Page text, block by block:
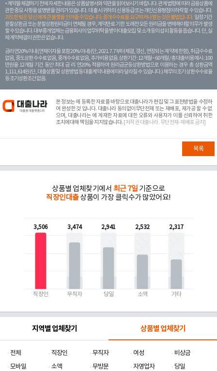
계약을 체결하기 전에 자세한 내용은 상품설명서와 약관을 읽어보시기 바랍니다. 관계 법령에 따라 금융상품에
관한 중요 사항을 설명받을 권리가 있습니다. 대 출 시 귀하의 신용등급 또는 개인신용평점이 하락할 수 있습니다.
과도한 빚은 당신 에게 큰 불행을 안겨줄 수 있습니다. 중개수수료를 요구하거나 받는 것은 불법입니다. 일정 기간
분할상환금 또는 분할상환원리금이 연체될 경우, 계약만료 기한 도래전 모든 원리금을 변제해야할 의무가 발생
할 수 있습니다. 대부중개업체는 금융회사의 업무위탁을 받아 대출모집 및 소개 등의 섭외 활동을 돕습니다. 단, 실
제 계약체결의 권한은 없습니다.
금리 연20% 이내 (연체이자율 포함 20% 이내) (단, 2021. 7. 7부터 체결, 갱신, 연장되는 계 약에 한함), 취급수수료
없음, 중도상환 수수료 없음, 중개수수료 없음, 추가비용 없음. 상환기간 : 12개월 ~ 60개월 / 총 대출 비용 예시 : 100
만원을 12개월 기간 동안 최대 금 리 연20% 적용하여 원리금균등상환방법으로 이용하는 경우 총 상환금액
1,111,614원 (단, 대출상품 및 상환방법 등 대출계약 내용에 따라 달라질 수 있습니다.) 채무의 조기 상환수수료율
등 조기상환조건 없음.
본 정보는에 등록한 자료를 바탕으로 대출나라가 편집 및 그 표현방법을 수정하
여 완성한 것 입니다. 대출나라 동의없이무단전재 또는 재배포, 재가공 할 수 없
으며, 대출나라는 에 게재한 자료에 대한 오류와 사용자가 이를 신뢰하여 취한
조치에대해 책임을 지지않습니다. [저작권 대출나라. 무단전재-재배포 금지]
목록
상품별 업체찾기에서 최근 7일 기준으로
직장인대출상품이 가장 클릭수가 많았어요!
3,506
직장인
3,474
무직자
2,941
당일
2,532
소액
2,317
기타
지역별 업체찾기 상품별 업체찾기
전체 직장인 무직자 여성
비상금
모바일
소액 무방문 자영업자
당일